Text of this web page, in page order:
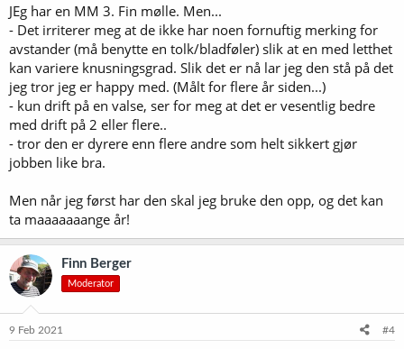
:
JEg har en MM 3. Fin mølle. Men...
- Det irriterer meg at de ikke har noen fornuftig merking for
avstander (må benytte en tolk/bladføler) slik at en med letthet
kan variere knusningsgrad. Slik det er nå lar jeg den stå på det
jeg tror jeg er happy med. (Målt for flere år siden...)
- kun drift på en valse, ser for meg at det er vesentlig bedre
med drift på 2 eller flere..
- tror den er dyrere enn flere andre som helt sikkert gjør
jobben like bra.
Men når jeg først har den skal jeg bruke den opp, og det kan
ta maaaaaaange år!
Finn Berger
Moderator
9 Feb 2021 #4